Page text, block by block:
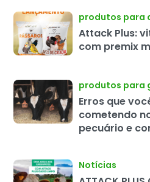
produtos para
Attack Plus:
com premix
produtos para
Erros que
cometendo
pecuário e
Notícias